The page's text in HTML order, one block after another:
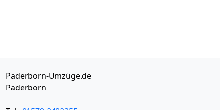
Paderborn-Umzüge.de
Paderborn